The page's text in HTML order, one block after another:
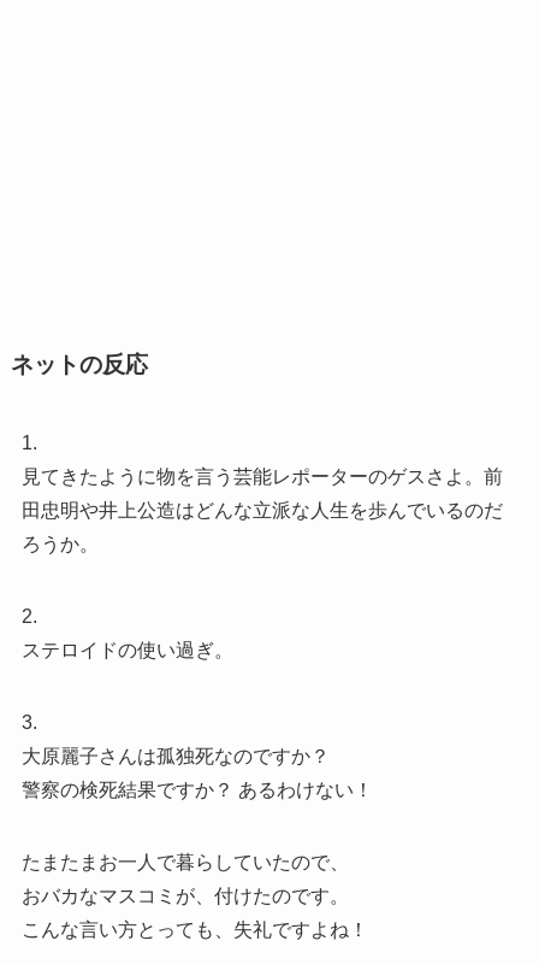
ネットの反応
1.
見てきたように物を言う芸能レポーターのゲスさよ。前
田忠明や井上公造はどんな立派な人生を歩んでいるのだ
ろうか。
2.
ステロイドの使い過ぎ。
3.
大原麗子さんは孤独死なのですか？
警察の検死結果ですか？ あるわけない！
たまたまお一人で暮らしていたので、
おバカなマスコミが、付けたのです。
こんな言い方とっても、失礼ですよね！